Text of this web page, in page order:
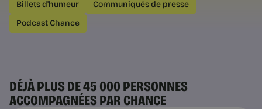
déconnectée du solde bancaire.
Comment distinguer la précarité
réelle de l’insécurité intérieure dans
4 min
Billets d'humeur
Communiqués de presse
Podcast Chance
DÉJÀ PLUS DE 45 000 PERSONNES
ACCOMPAGNÉES PAR CHANCE